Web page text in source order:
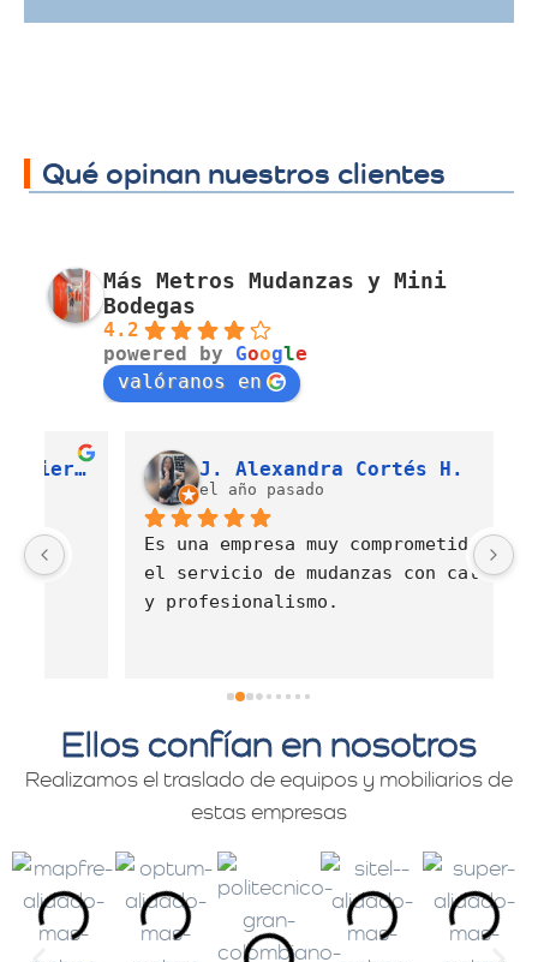
Qué opinan nuestros clientes
Más Metros Mudanzas y Mini
Bodegas
4.2
powered by Google
valóranos en
J. Alexandra Cortés H.
el año pasado
Es una empresa muy comprometida con
el servicio de mudanzas con calidad
y profesionalismo.
Ellos confían en nosotros
Realizamos el traslado de equipos y mobiliarios de
estas empresas